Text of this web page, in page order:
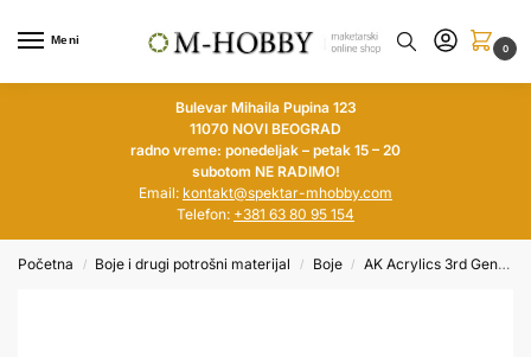
Meni
0
Bulevar Mihaila Pupina 123
11070 NOVI BEOGRAD
radno vreme: ponedeljak – petak 15 – 20
subotom NE RADIMO!
Email: kontakt@spektar-mhobby.com
Telefon: +381 63 80 95 154
Početna / Boje i drugi potrošni materijal / Boje / AK Acrylics 3rd Generation